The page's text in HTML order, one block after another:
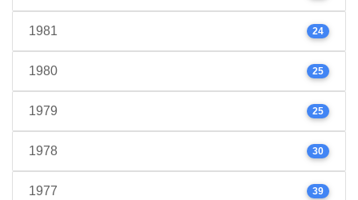
1981 24
1980 25
1979 25
1978 30
1977 39